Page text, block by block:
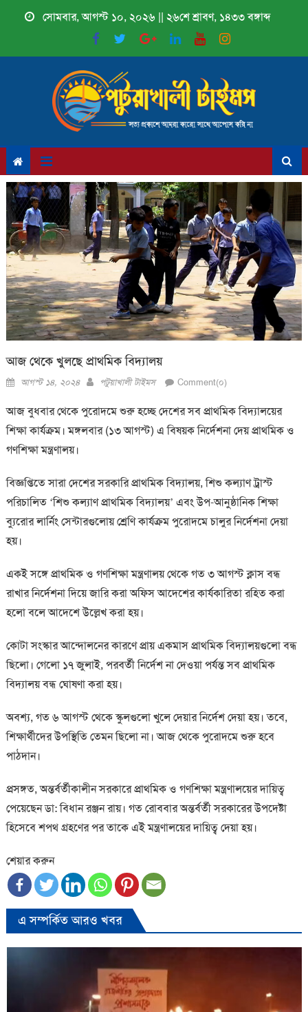
সোমবার, আগস্ট ১০, ২০২৬ || ২৬শে শ্রাবণ, ১৪৩৩ বঙ্গাব্দ
আজ থেকে খুলছে প্রাথমিক বিদ্যালয়
Posted
আগস্ট ১৪, ২০২৪ Author
পটুয়াখালী টাইমস Comment(০)
আজ বুধবার থেকে পুরোদমে শুরু হচ্ছে দেশের সব প্রাথমিক বিদ্যালয়ের
শিক্ষা কার্যক্রম। মঙ্গলবার (১৩ আগস্ট) এ বিষয়ক নির্দেশনা দেয় প্রাথমিক ও
গণশিক্ষা মন্ত্রণালয়।
বিজ্ঞপ্তিতে সারা দেশের সরকারি প্রাথমিক বিদ্যালয়, শিশু কল্যাণ ট্রাস্ট
পরিচালিত ‘শিশু কল্যাণ প্রাথমিক বিদ্যালয়’ এবং উপ-আনুষ্ঠানিক শিক্ষা
ব্যুরোর লার্নিং সেন্টারগুলোয় শ্রেণি কার্যক্রম পুরোদমে চালুর নির্দেশনা দেয়া
হয়।
একই সঙ্গে প্রাথমিক ও গণশিক্ষা মন্ত্রণালয় থেকে গত ৩ আগস্ট ক্লাস বন্ধ
রাখার নির্দেশনা দিয়ে জারি করা অফিস আদেশের কার্যকারিতা রহিত করা
হলো বলে আদেশে উল্লেখ করা হয়।
কোটা সংস্কার আন্দোলনের কারণে প্রায় একমাস প্রাথমিক বিদ্যালয়গুলো বন্ধ
ছিলো। গেলো ১৭ জুলাই, পরবর্তী নির্দেশ না দেওয়া পর্যন্ত সব প্রাথমিক
বিদ্যালয় বন্ধ ঘোষণা করা হয়।
অবশ্য, গত ৬ আগস্ট থেকে স্কুলগুলো খুলে দেয়ার নির্দেশ দেয়া হয়। তবে,
শিক্ষার্থীদের উপস্থিতি তেমন ছিলো না। আজ থেকে পুরোদমে শুরু হবে
পাঠদান।
প্রসঙ্গত, অন্তর্বর্তীকালীন সরকারে প্রাথমিক ও গণশিক্ষা মন্ত্রণালয়ের দায়িত্ব
পেয়েছেন ডা: বিধান রঞ্জন রায়। গত রোববার অন্তর্বর্তী সরকারের উপদেষ্টা
হিসেবে শপথ গ্রহণের পর তাকে এই মন্ত্রণালয়ের দায়িত্ব দেয়া হয়।
শেয়ার করুন
এ সম্পর্কিত আরও খবর